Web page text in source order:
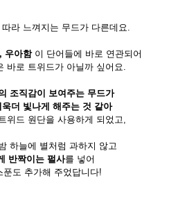
라 느껴지는 무드가 다른데요.
우아함이 단어들에 바로 연관되어
바로 트위드가 아닐까 싶어요.
조직감이 보여주는 무드가
더 빛나게 해주는 것 같아
위드 원단을 사용하게 되었고,
하늘에 별처럼 과하지 않고
반짝이는 펄사를 넣어
푼도 추가해 주었답니다!